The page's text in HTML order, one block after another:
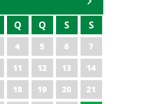
Q Q S S
4 5 6
7
11 12 13
14
18 19 20
21